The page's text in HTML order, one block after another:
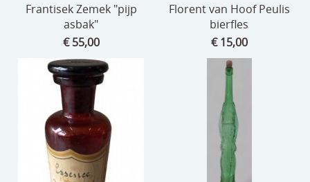
Frantisek Zemek "pijp
asbak"
€ 55,00
Florent van Hoof Peulis
bierfles
€ 15,00